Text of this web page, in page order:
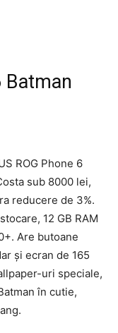
Batman
ROG Phone 6
sub 8000 lei,
reducere de 3%.
12 GB RAM
Are butoane
şi ecran de 165
uri speciale,
în cutie,